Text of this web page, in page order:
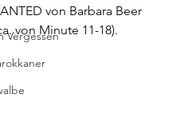
Vergessen
von Barbara Beer
von Minute 11-18).